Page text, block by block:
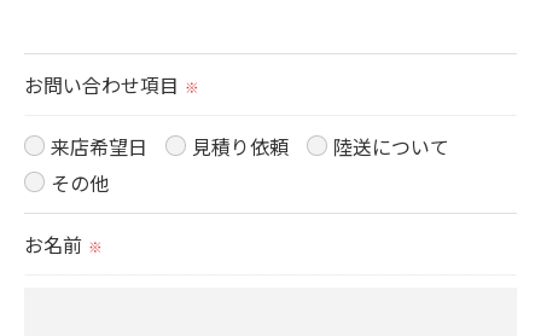
られた場合を除き、
ません。
＜個人情報の委託について＞
当社では、利用目的の達成に必要な範囲において、
お問い合わせ項目 ※
来店希望日 見積り依頼
陸送について
その他
お名前 ※